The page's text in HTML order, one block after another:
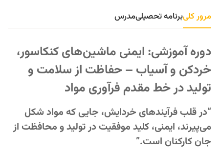
مرور کلیبرنامه تحصیلیمدرس
دوره آموزشی: ایمنی ماشین‌های کنکاسور،
خردکن و آسیاب – حفاظت از سلامت و
تولید در خط مقدم فرآوری مواد
“در قلب فرآیندهای خردایش، جایی که مواد شکل
می‌پیرند، ایمنی، کلید موفقیت در تولید و محافظت از
جان کارکنان است.”